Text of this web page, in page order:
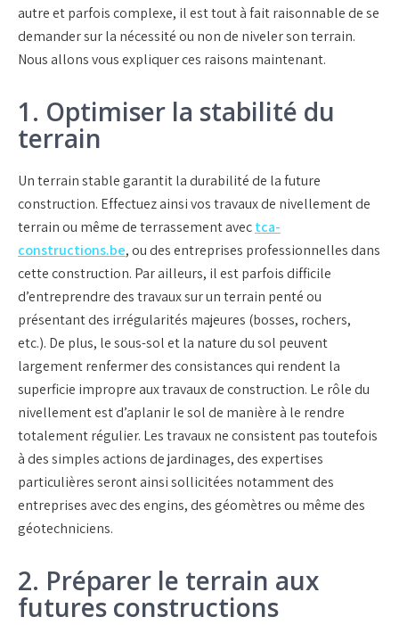
autre et parfois complexe, il est tout à fait raisonnable de se
demander sur la nécessité ou non de niveler son terrain.
Nous allons vous expliquer ces raisons maintenant.
1. Optimiser la stabilité du
terrain
Un terrain stable garantit la durabilité de la future
construction. Effectuez ainsi vos travaux de nivellement de
terrain ou même de terrassement avectca-
constructions.be, ou des entreprises professionnelles dans
cette construction. Par ailleurs, il est parfois difficile
d’entreprendre des travaux sur un terrain penté ou
présentant des irrégularités majeures (bosses, rochers,
etc.). De plus, le sous-sol et la nature du sol peuvent
largement renfermer des consistances qui rendent la
superficie impropre aux travaux de construction. Le rôle du
nivellement est d’aplanir le sol de manière à le rendre
totalement régulier. Les travaux ne consistent pas toutefois
à des simples actions de jardinages, des expertises
particulières seront ainsi sollicitées notamment des
entreprises avec des engins, des géomètres ou même des
géotechniciens.
2. Préparer le terrain aux
futures constructions